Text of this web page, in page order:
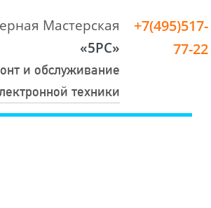
Мастерская
«5PC»
и обслуживание
техники
+7(495)517-
77-22